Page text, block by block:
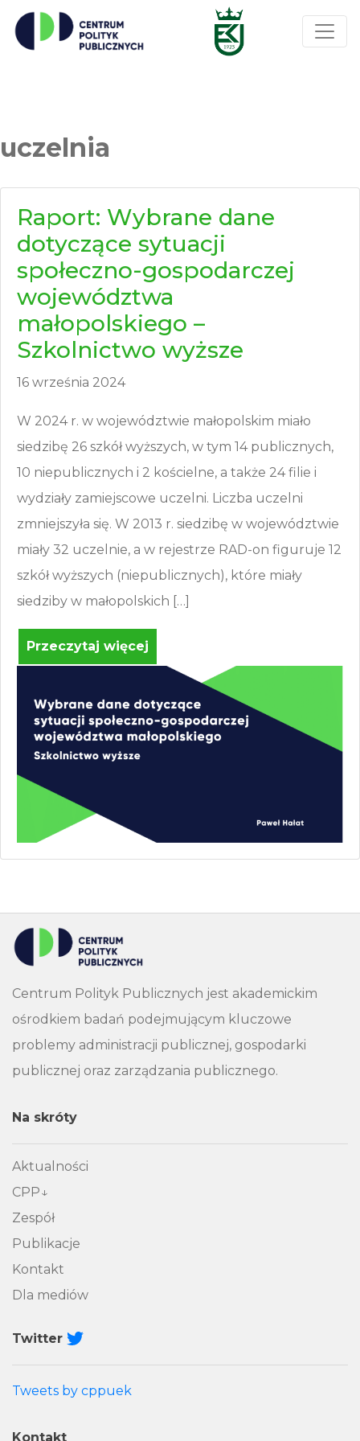
uczelnia
Raport: Wybrane dane
dotyczące sytuacji
społeczno-gospodarczej
województwa
małopolskiego –
Szkolnictwo wyższe
16 września 2024
W 2024 r. w województwie małopolskim miało
siedzibę 26 szkół wyższych, w tym 14 publicznych,
10 niepublicznych i 2 kościelne, a także 24 filie i
wydziały zamiejscowe uczelni. Liczba uczelni
zmniejszyła się. W 2013 r. siedzibę w województwie
miały 32 uczelnie, a w rejestrze RAD-on figuruje 12
szkół wyższych (niepublicznych), które miały
siedziby w małopolskich […]
Przeczytaj więcej
Centrum Polityk Publicznych jest akademickim
ośrodkiem badań podejmującym kluczowe
problemy administracji publicznej, gospodarki
publicznej oraz zarządzania publicznego.
Na skróty
Aktualności
CPP
Zespół
Publikacje
Kontakt
Dla mediów
Twitter
Tweets by cppuek
Kontakt